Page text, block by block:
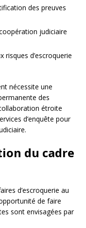
des preuves
judiciaire
risques d’escroquerie
nécessite une
des
étroite
d’enquête pour
du cadre
d’escroquerie au
de faire
sont envisagées par